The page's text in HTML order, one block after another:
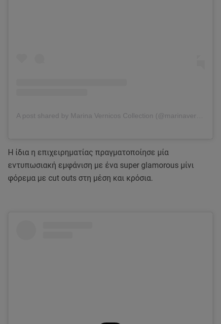
Η ίδια η επιχειρηματίας πραγματοποίησε μία
εντυπωσιακή εμφάνιση με ένα super glamorous μίνι
φόρεμα με cut outs στη μέση και κρόσια.